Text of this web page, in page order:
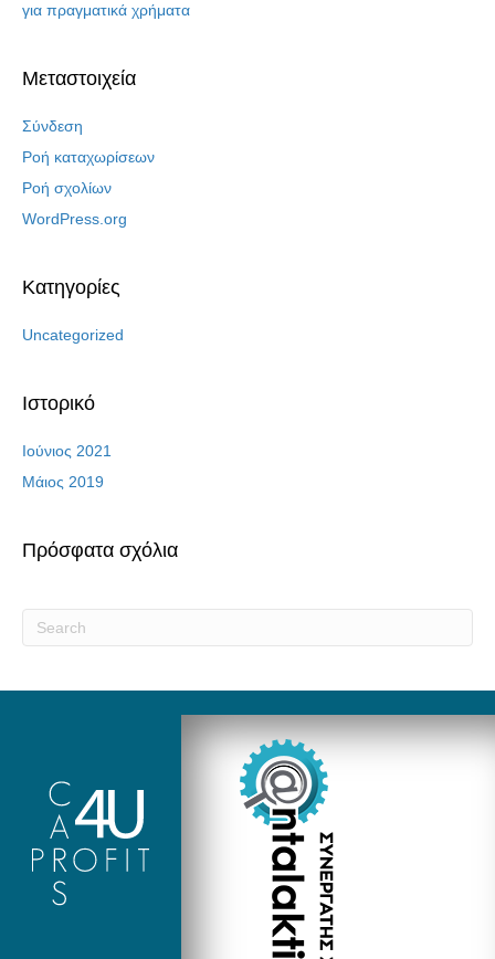
για πραγματικά χρήματα
Μεταστοιχεία
Σύνδεση
Ροή καταχωρίσεων
Ροή σχολίων
WordPress.org
Kατηγορίες
Uncategorized
Ιστορικό
Ιούνιος 2021
Μάιος 2019
Πρόσφατα σχόλια